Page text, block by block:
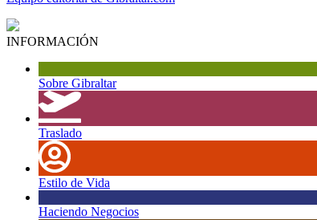
INFORMACIÓN
Sobre Gibraltar
Traslado
Estilo de Vida
Haciendo Negocios